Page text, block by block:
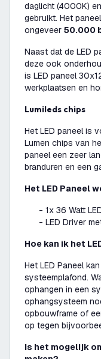
daglicht (4000K)
gebruikt. Het
ongeveer 50.000
Naast dat de LED
deze ook
is LED paneel
werkplaatsen en
Lumileds chips
Het LED paneel is
Lumen chips van
paneel een zeer
branduren en een
Het LED Paneel
- 1x 36 Watt
- LED Driver
Hoe kan ik het
Het LED Paneel
systeemplafond.
ophangen in een
ophangsysteem
opbouwframe of
op tegen
Is het mogelijk